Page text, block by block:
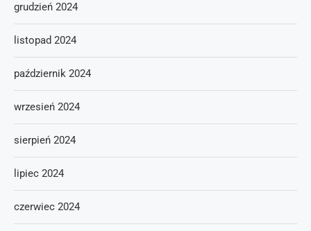
grudzień 2024
listopad 2024
październik 2024
wrzesień 2024
sierpień 2024
lipiec 2024
czerwiec 2024